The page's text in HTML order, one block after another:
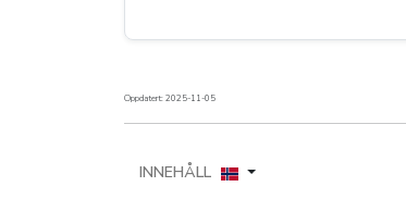
Oppdatert: 2025-11-05
INNEHÅLL